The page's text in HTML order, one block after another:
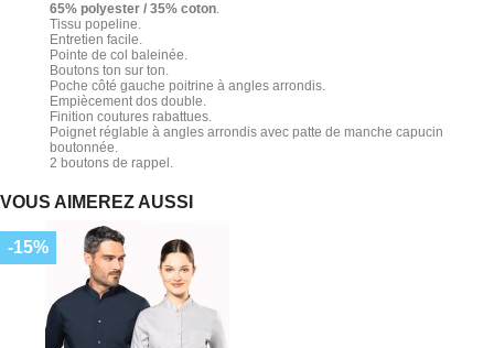
65% polyester / 35% coton.
Tissu popeline.
Entretien facile.
Pointe de col baleinée.
Boutons ton sur ton.
Poche côté gauche poitrine à angles arrondis.
Empiècement dos double.
Finition coutures rabattues.
Poignet réglable à angles arrondis avec patte de manche capucin
boutonnée.
2 boutons de rappel.
VOUS AIMEREZ AUSSI
-15%